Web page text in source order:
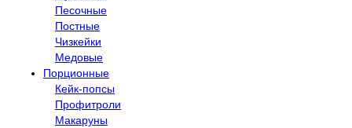
Песочные
Постные
Чизкейки
Медовые
Порционные
Кейк-попсы
Профитроли
Макаруны